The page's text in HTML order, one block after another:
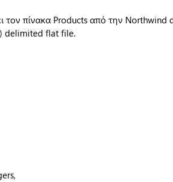
τον πίνακα Products από την Northwind
delimited flat file.